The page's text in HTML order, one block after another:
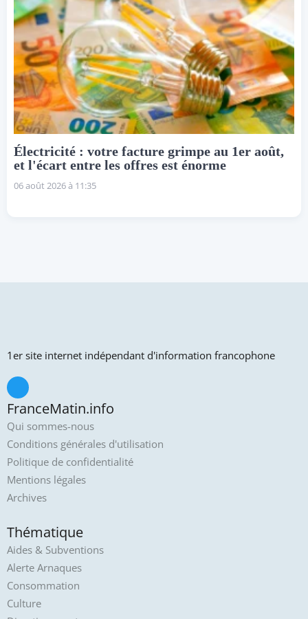
Électricité : votre facture grimpe au 1er août,
et l'écart entre les offres est énorme
06 août 2026 à 11:35
1er site internet indépendant d'information francophone
FranceMatin.info
Qui sommes-nous
Conditions générales d'utilisation
Politique de confidentialité
Mentions légales
Archives
Thématique
Aides & Subventions
Alerte Arnaques
Consommation
Culture